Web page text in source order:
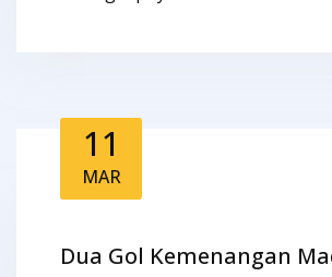
11
MAR
Dua Gol Kemenangan